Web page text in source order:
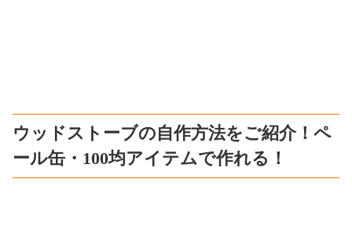
ウッドストーブの自作方法をご紹介！ペ
ール缶・100均アイテムで作れる！